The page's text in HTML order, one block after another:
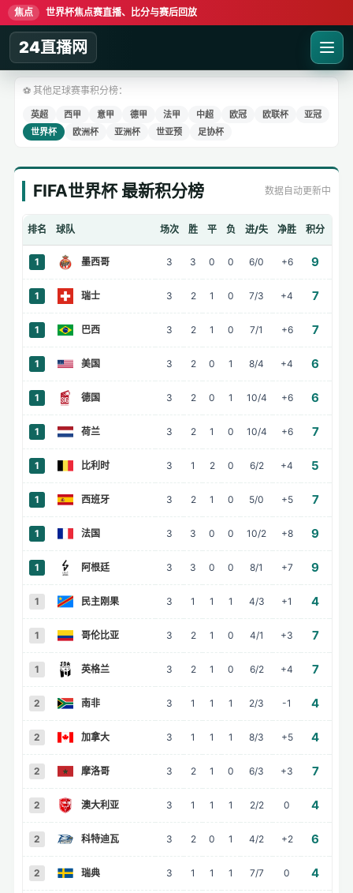
焦点 世界杯焦点赛直播、比分与赛后回放
24直播网
⚽ 其他足球赛事积分榜：
英超 西甲 意甲 德甲 法甲 中超 欧冠 欧联杯
亚冠
世界杯
欧洲杯 亚洲杯 世亚预 足协杯
FIFA世界杯 最新积分榜 数据自动更新中
排名 球队 场次 胜 平 负 进/失 净胜 积分
1 墨西哥 3 3 0 0 6/0 +6 9
1 瑞士 3 2 1 0 7/3 +4 7
1 巴西 3 2 1 0 7/1 +6 7
1 美国 3 2 0 1 8/4 +4 6
1 德国 3 2 0 1 10/4 +6 6
1 荷兰 3 2 1 0 10/4 +6 7
1 比利时 3 1 2 0 6/2 +4 5
1 西班牙 3 2 1 0 5/0 +5 7
1 法国 3 3 0 0 10/2 +8 9
1 阿根廷 3 3 0 0 8/1 +7 9
1 民主刚果 3 1 1 1 4/3 +1 4
1 哥伦比亚 3 2 1 0 4/1 +3 7
1 英格兰 3 2 1 0 6/2 +4 7
2 南非 3 1 1 1 2/3 -1 4
2 加拿大 3 1 1 1 8/3 +5 4
2 摩洛哥 3 2 1 0 6/3 +3 7
2 澳大利亚 3 1 1 1 2/2 0 4
2 科特迪瓦 3 2 0 1 4/2 +2 6
2 瑞典 3 1 1 1 7/7 0 4